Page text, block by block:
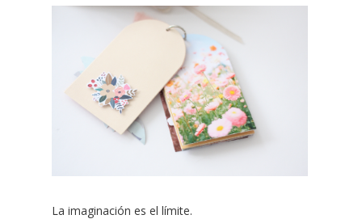
La imaginación es el límite.